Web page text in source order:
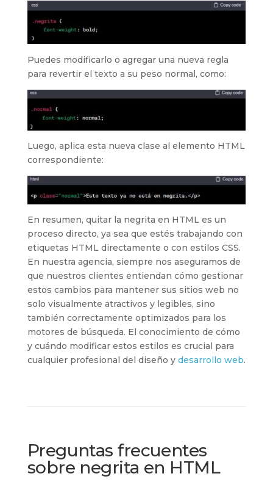
Puedes modificarlo o agregar una nueva regla
para revertir el texto a su peso normal, como:
Luego, aplica esta nueva clase al elemento HTML
correspondiente:
En resumen, quitar la negrita en HTML es un
proceso directo, ya sea que estés trabajando con
etiquetas HTML directamente o con estilos CSS.
En nuestra agencia, siempre nos aseguramos de
que nuestros clientes entiendan cómo gestionar
estos cambios para mantener sus sitios web no
solo visualmente atractivos y legibles, sino
también correctamente optimizados para los
motores de búsqueda. El conocimiento de cómo
y cuándo modificar estos estilos es crucial para
cualquier profesional del diseño y desarrollo web.
Preguntas frecuentes
sobre negrita en HTML